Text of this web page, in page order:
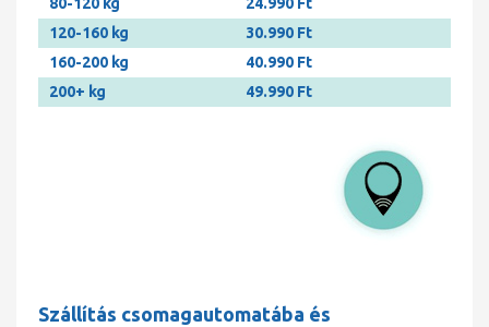
120-160 kg
30.990 Ft
160-200 kg
40.990 Ft
200+ kg
49.990 Ft
Szállítás csomagautomatába és